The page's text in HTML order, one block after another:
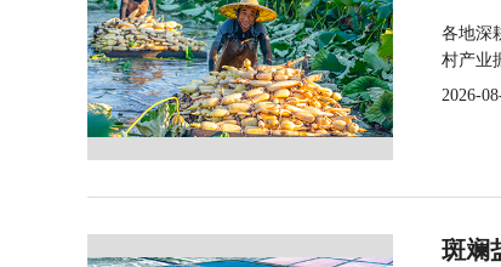
各地深
村产业
2026-
斑斓